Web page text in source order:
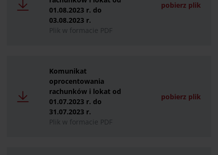
01.08.2023 r. do
03.08.2023 r.
Plik w formacie PDF
pobierz plik
Komunikat
oprocentowania
rachunków i lokat od
01.07.2023 r. do
31.07.2023 r.
Plik w formacie PDF
pobierz plik